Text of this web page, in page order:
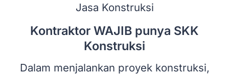
Jasa Konstruksi
Kontraktor WAJIB punya SKK
Konstruksi
Dalam menjalankan proyek konstruksi,